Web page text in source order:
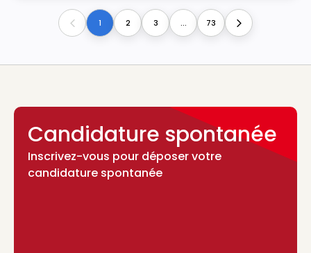
Previous1 2 3 ... 73 Next
Candidature spontanée
Inscrivez-vous pour déposer votre
candidature spontanée